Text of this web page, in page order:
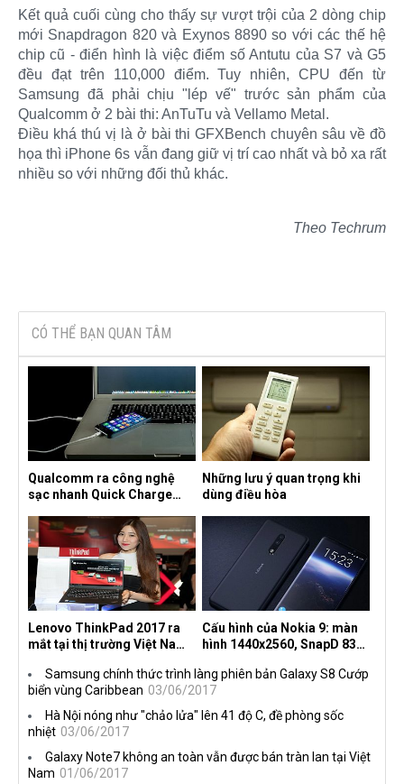
Kết quả cuối cùng cho thấy sự vượt trội của 2 dòng chip
mới Snapdragon 820 và Exynos 8890 so với các thế hệ
chip cũ - điển hình là việc điểm số Antutu của S7 và G5
đều đạt trên 110,000 điểm. Tuy nhiên, CPU đến từ
Samsung đã phải chịu "lép vế" trước sản phẩm của
Qualcomm ở 2 bài thi: AnTuTu và Vellamo Metal.
Điều khá thú vị là ở bài thi GFXBench chuyên sâu về đồ
họa thì iPhone 6s vẫn đang giữ vị trí cao nhất và bỏ xa rất
nhiều so với những đối thủ khác.
Theo Techrum
CÓ THỂ BẠN QUAN TÂM
Qualcomm ra công nghệ
sạc nhanh Quick Charge
Những lưu ý quan trọng khi
dùng điều hòa
Lenovo ThinkPad 2017 ra
mắt tại thị trường Việt Nam,
Cấu hình của Nokia 9: màn
hình 1440x2560, SnapD 835,
Samsung chính thức trình làng phiên bản Galaxy S8 Cướp
biển vùng Caribbean 03/06/2017
Hà Nội nóng như "chảo lửa" lên 41 độ C, đề phòng sốc
nhiệt 03/06/2017
Galaxy Note7 không an toàn vẫn được bán tràn lan tại Việt
Nam 01/06/2017